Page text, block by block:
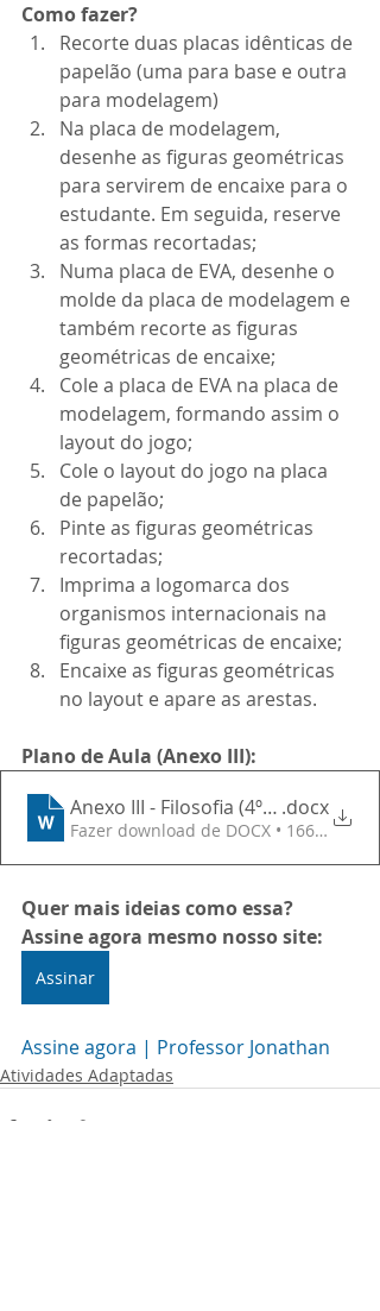
Como fazer?
Recorte duas placas idênticas de
papelão (uma para base e outra
para modelagem)
Na placa de modelagem,
desenhe as figuras geométricas
para servirem de encaixe para o
estudante. Em seguida, reserve
as formas recortadas;
Numa placa de EVA, desenhe o
molde da placa de modelagem e
também recorte as figuras
geométricas de encaixe;
Cole a placa de EVA na placa de
modelagem, formando assim o
layout do jogo;
Cole o layout do jogo na placa
de papelão;
Pinte as figuras geométricas
recortadas;
Imprima a logomarca dos
organismos internacionais na
figuras geométricas de encaixe;
Encaixe as figuras geométricas
no layout e apare as arestas.
Plano de Aula (Anexo III):
Anexo III - Filosofia (4º Bimestre)
.docx
Fazer download de DOCX • 166KB
Quer mais ideias como essa?
Assine agora mesmo nosso site:
Assinar
Assine agora | Professor Jonathan
Atividades Adaptadas